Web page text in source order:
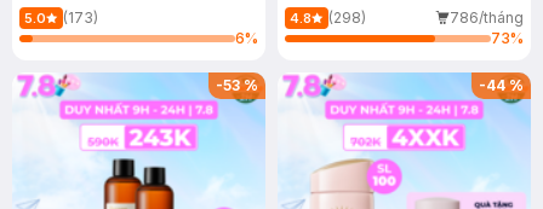
150ml
5.0
(173)
6%
4.8 (298)
786/tháng
73%
-53% -44%